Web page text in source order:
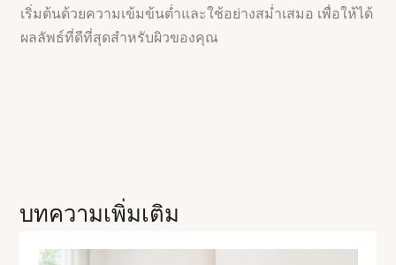
เริ่มต้นด้วยความเข้มข้นต่ำและใช้อย่างสม่ำเสมอ เพื่อให้ได้
ผลลัพธ์ที่ดีที่สุดสำหรับผิวของคุณ
บทความเพิ่มเติม